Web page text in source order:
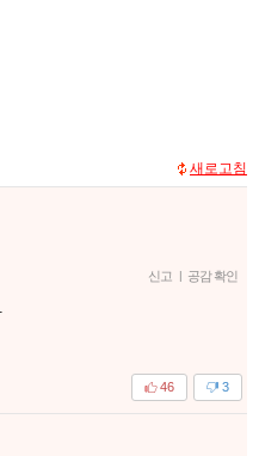
새로고침
신고 | 공감 확인
3
46